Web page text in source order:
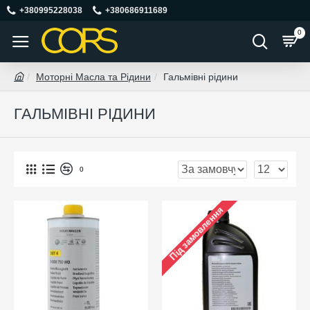
+380995228038 +380686911689
0
Моторні Масла та Рідини Гальмівні рідини
ГАЛЬМІВНІ РІДИНИ
0
Під замовлення